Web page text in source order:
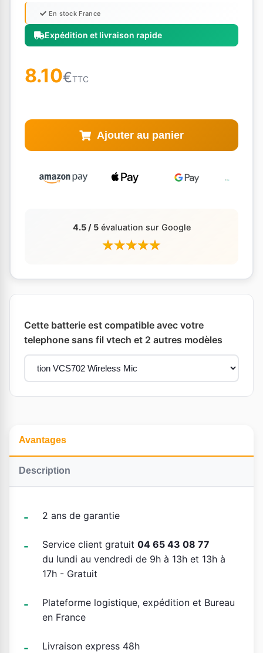
Expédition et livraison rapide
En stock France
8.10€TTC
Ajouter au panier
4.5 / 5évaluation sur Google
Cette batterie est compatible avec votre
telephone sans fil vtech et 2 autres modèles
Avantages
Description
2 ans de garantie
Service client gratuit 04 65 43 08 77
du lundi au vendredi de 9h à 13h et 13h à
17h - Gratuit
Plateforme logistique, expédition et Bureau
en France
Livraison express 48h